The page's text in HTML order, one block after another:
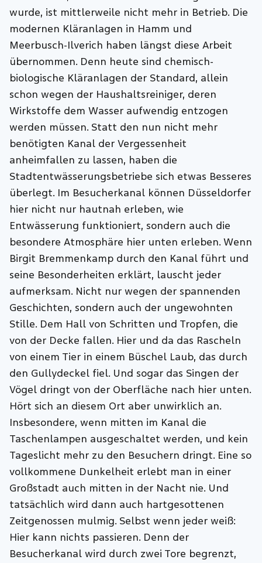
wurde, ist mittlerweile nicht mehr in Betrieb. Die
modernen Kläranlagen in Hamm und
Meerbusch-Ilverich haben längst diese Arbeit
übernommen. Denn heute sind chemisch-
biologische Kläranlagen der Standard, allein
schon wegen der Haushaltsreiniger, deren
Wirkstoffe dem Wasser aufwendig entzogen
werden müssen. Statt den nun nicht mehr
benötigten Kanal der Vergessenheit
anheimfallen zu lassen, haben die
Stadtentwässerungsbetriebe sich etwas Besseres
überlegt. Im Besucherkanal können Düsseldorfer
hier nicht nur hautnah erleben, wie
Entwässerung funktioniert, sondern auch die
besondere Atmosphäre hier unten erleben. Wenn
Birgit Bremmenkamp durch den Kanal führt und
seine Besonderheiten erklärt, lauscht jeder
aufmerksam. Nicht nur wegen der spannenden
Geschichten, sondern auch der ungewohnten
Stille. Dem Hall von Schritten und Tropfen, die
von der Decke fallen. Hier und da das Rascheln
von einem Tier in einem Büschel Laub, das durch
den Gullydeckel fiel. Und sogar das Singen der
Vögel dringt von der Oberfläche nach hier unten.
Hört sich an diesem Ort aber unwirklich an.
Insbesondere, wenn mitten im Kanal die
Taschenlampen ausgeschaltet werden, und kein
Tageslicht mehr zu den Besuchern dringt. Eine so
vollkommene Dunkelheit erlebt man in einer
Großstadt auch mitten in der Nacht nie. Und
tatsächlich wird dann auch hartgesottenen
Zeitgenossen mulmig. Selbst wenn jeder weiß:
Hier kann nichts passieren. Denn der
Besucherkanal wird durch zwei Tore begrenzt,